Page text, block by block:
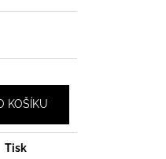
KOŠÍKU
Tisk
Následující